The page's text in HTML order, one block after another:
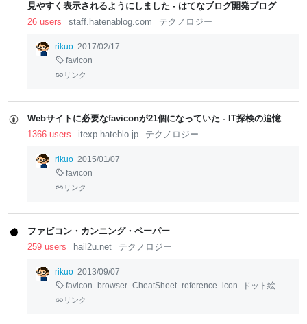
見やすく表示されるようにしました - はてなブログ開発ブログ
26 users
staff.hatenablog.com テクノロジー
rikuo 2017/02/17
favicon
リンク
Webサイトに必要なfaviconが21個になっていた - IT探検の追憶
1366 users
itexp.hateblo.jp テクノロジー
rikuo 2015/01/07
favicon
リンク
ファビコン・カンニング・ペーパー
259 users
hail2u.net テクノロジー
rikuo 2013/09/07
favicon
browser CheatSheet reference icon ドット絵
リンク